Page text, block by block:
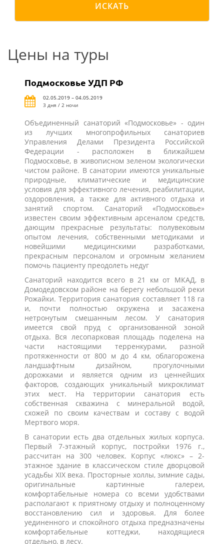
ИСКАТЬ
Цены на туры
Подмосковье УДП РФ
02.05.2019 – 04.05.2019
3 дня / 2 ночи
Объединенный санаторий «Подмосковье» - один
из лучших многопрофильных санаториев
Управления Делами Президента Российской
Федерации - расположен в ближайшем
Подмосковье, в живописном зеленом экологически
чистом районе. В санатории имеются уникальные
природные, климатические и медицинские
условия для эффективного лечения, реабилитации,
оздоровления, а также для активного отдыха и
занятий спортом. Санаторий «Подмосковье»
известен своим эффективным арсеналом средств,
дающим прекрасные результаты: полувековым
опытом лечения, собственными методиками и
новейшими медицинскими разработками,
прекрасным персоналом и огромным желанием
помочь пациенту преодолеть недуг
Санаторий находится всего в 21 км от МКАД, в
Домодедовском районе на берегу небольшой реки
Рожайки. Территория санатория составляет 118 га
и, почти полностью окружена и засажена
нетронутым смешанным лесом. У санатория
имеется свой пруд с организованной зоной
отдыха. Вся лесопарковая площадь поделена на
части настоящими терренкурами, разной
протяженности от 800 м до 4 км, облагорожена
ландшафтным дизайном, прогулочными
дорожками и является одним из ценнейших
факторов, создающих уникальный микроклимат
этих мест. На территории санатория есть
собственная скважина с минеральной водой,
схожей по своим качествам и составу с водой
Мертвого моря.
В санатории есть два отдельных жилых корпуса.
Первый 7-этажный корпус, постройки 1976 г.,
рассчитан на 300 человек. Корпус «люкс» – 2-
этажное здание в классическом стиле дворцовой
усадьбы ХIХ века. Просторные холлы, зимние сады,
оригинальные картинные галереи,
комфортабельные номера со всеми удобствами
располагают к приятному отдыху и полноценному
восстановлению сил и здоровья. Для более
уединенного и спокойного отдыха предназначены
комфортабельные коттеджи, находящиеся
отдельно, в лесу.